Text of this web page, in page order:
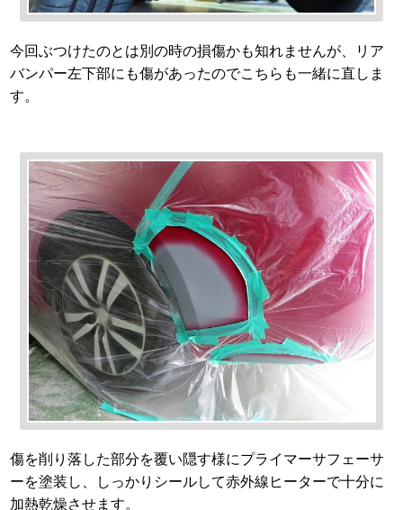
今回ぶつけたのとは別の時の損傷かも知れませんが、リア
バンパー左下部にも傷があったのでこちらも一緒に直しま
す。
傷を削り落した部分を覆い隠す様にプライマーサフェーサ
ーを塗装し、しっかりシールして赤外線ヒーターで十分に
加熱乾燥させます。